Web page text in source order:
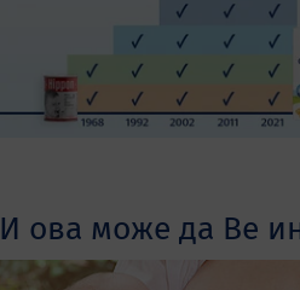
И ова може да Ве